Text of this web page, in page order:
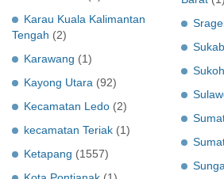
Karau Kuala Kalimantan
Tengah (2)
Karawang (1)
Kayong Utara (92)
Kecamatan Ledo (2)
kecamatan Teriak (1)
Ketapang (1557)